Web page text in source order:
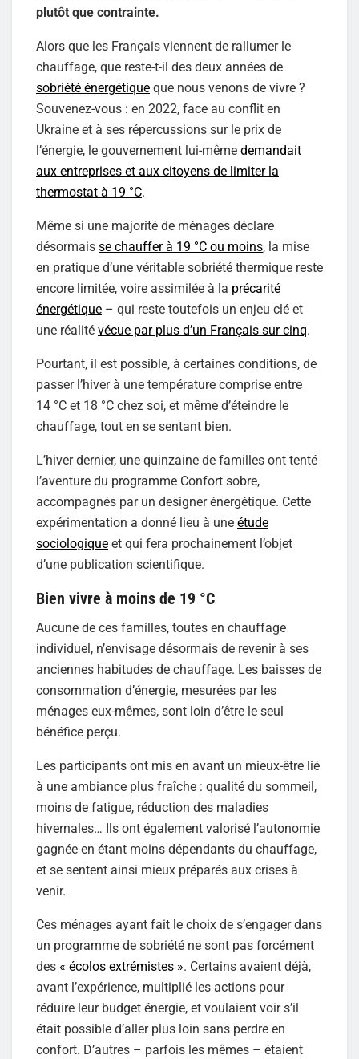
plutôt que contrainte.
Alors que les Français viennent de rallumer le
chauffage, que reste-t-il des deux années de
sobriété énergétique que nous venons de vivre ?
Souvenez-vous : en 2022, face au conflit en
Ukraine et à ses répercussions sur le prix de
l’énergie, le gouvernement lui-même demandait
aux entreprises et aux citoyens de limiter la
thermostat à 19 °C.
Même si une majorité de ménages déclare
désormais se chauffer à 19 °C ou moins, la mise
en pratique d’une véritable sobriété thermique reste
encore limitée, voire assimilée à la précarité
énergétique – qui reste toutefois un enjeu clé et
une réalité vécue par plus d’un Français sur cinq.
Pourtant, il est possible, à certaines conditions, de
passer l’hiver à une température comprise entre
14 °C et 18 °C chez soi, et même d’éteindre le
chauffage, tout en se sentant bien.
L’hiver dernier, une quinzaine de familles ont tenté
l’aventure du programme Confort sobre,
accompagnés par un designer énergétique. Cette
expérimentation a donné lieu à une étude
sociologique et qui fera prochainement l’objet
d’une publication scientifique.
Bien vivre à moins de 19 °C
Aucune de ces familles, toutes en chauffage
individuel, n’envisage désormais de revenir à ses
anciennes habitudes de chauffage. Les baisses de
consommation d’énergie, mesurées par les
ménages eux-mêmes, sont loin d’être le seul
bénéfice perçu.
Les participants ont mis en avant un mieux-être lié
à une ambiance plus fraîche : qualité du sommeil,
moins de fatigue, réduction des maladies
hivernales… Ils ont également valorisé l’autonomie
gagnée en étant moins dépendants du chauffage,
et se sentent ainsi mieux préparés aux crises à
venir.
Ces ménages ayant fait le choix de s’engager dans
un programme de sobriété ne sont pas forcément
des « écolos extrémistes ». Certains avaient déjà,
avant l’expérience, multiplié les actions pour
réduire leur budget énergie, et voulaient voir s’il
était possible d’aller plus loin sans perdre en
confort. D’autres – parfois les mêmes – étaient